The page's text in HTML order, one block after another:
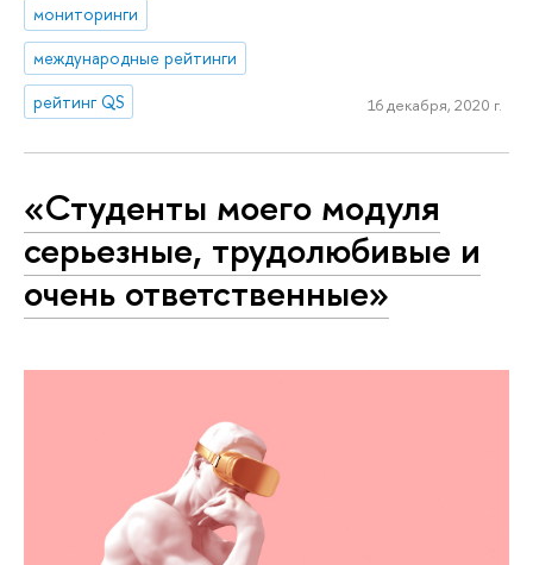
мониторинги
международные рейтинги
рейтинг QS
16 декабря, 2020 г.
«Студенты моего модуля
серьезные, трудолюбивые и
очень ответственные»